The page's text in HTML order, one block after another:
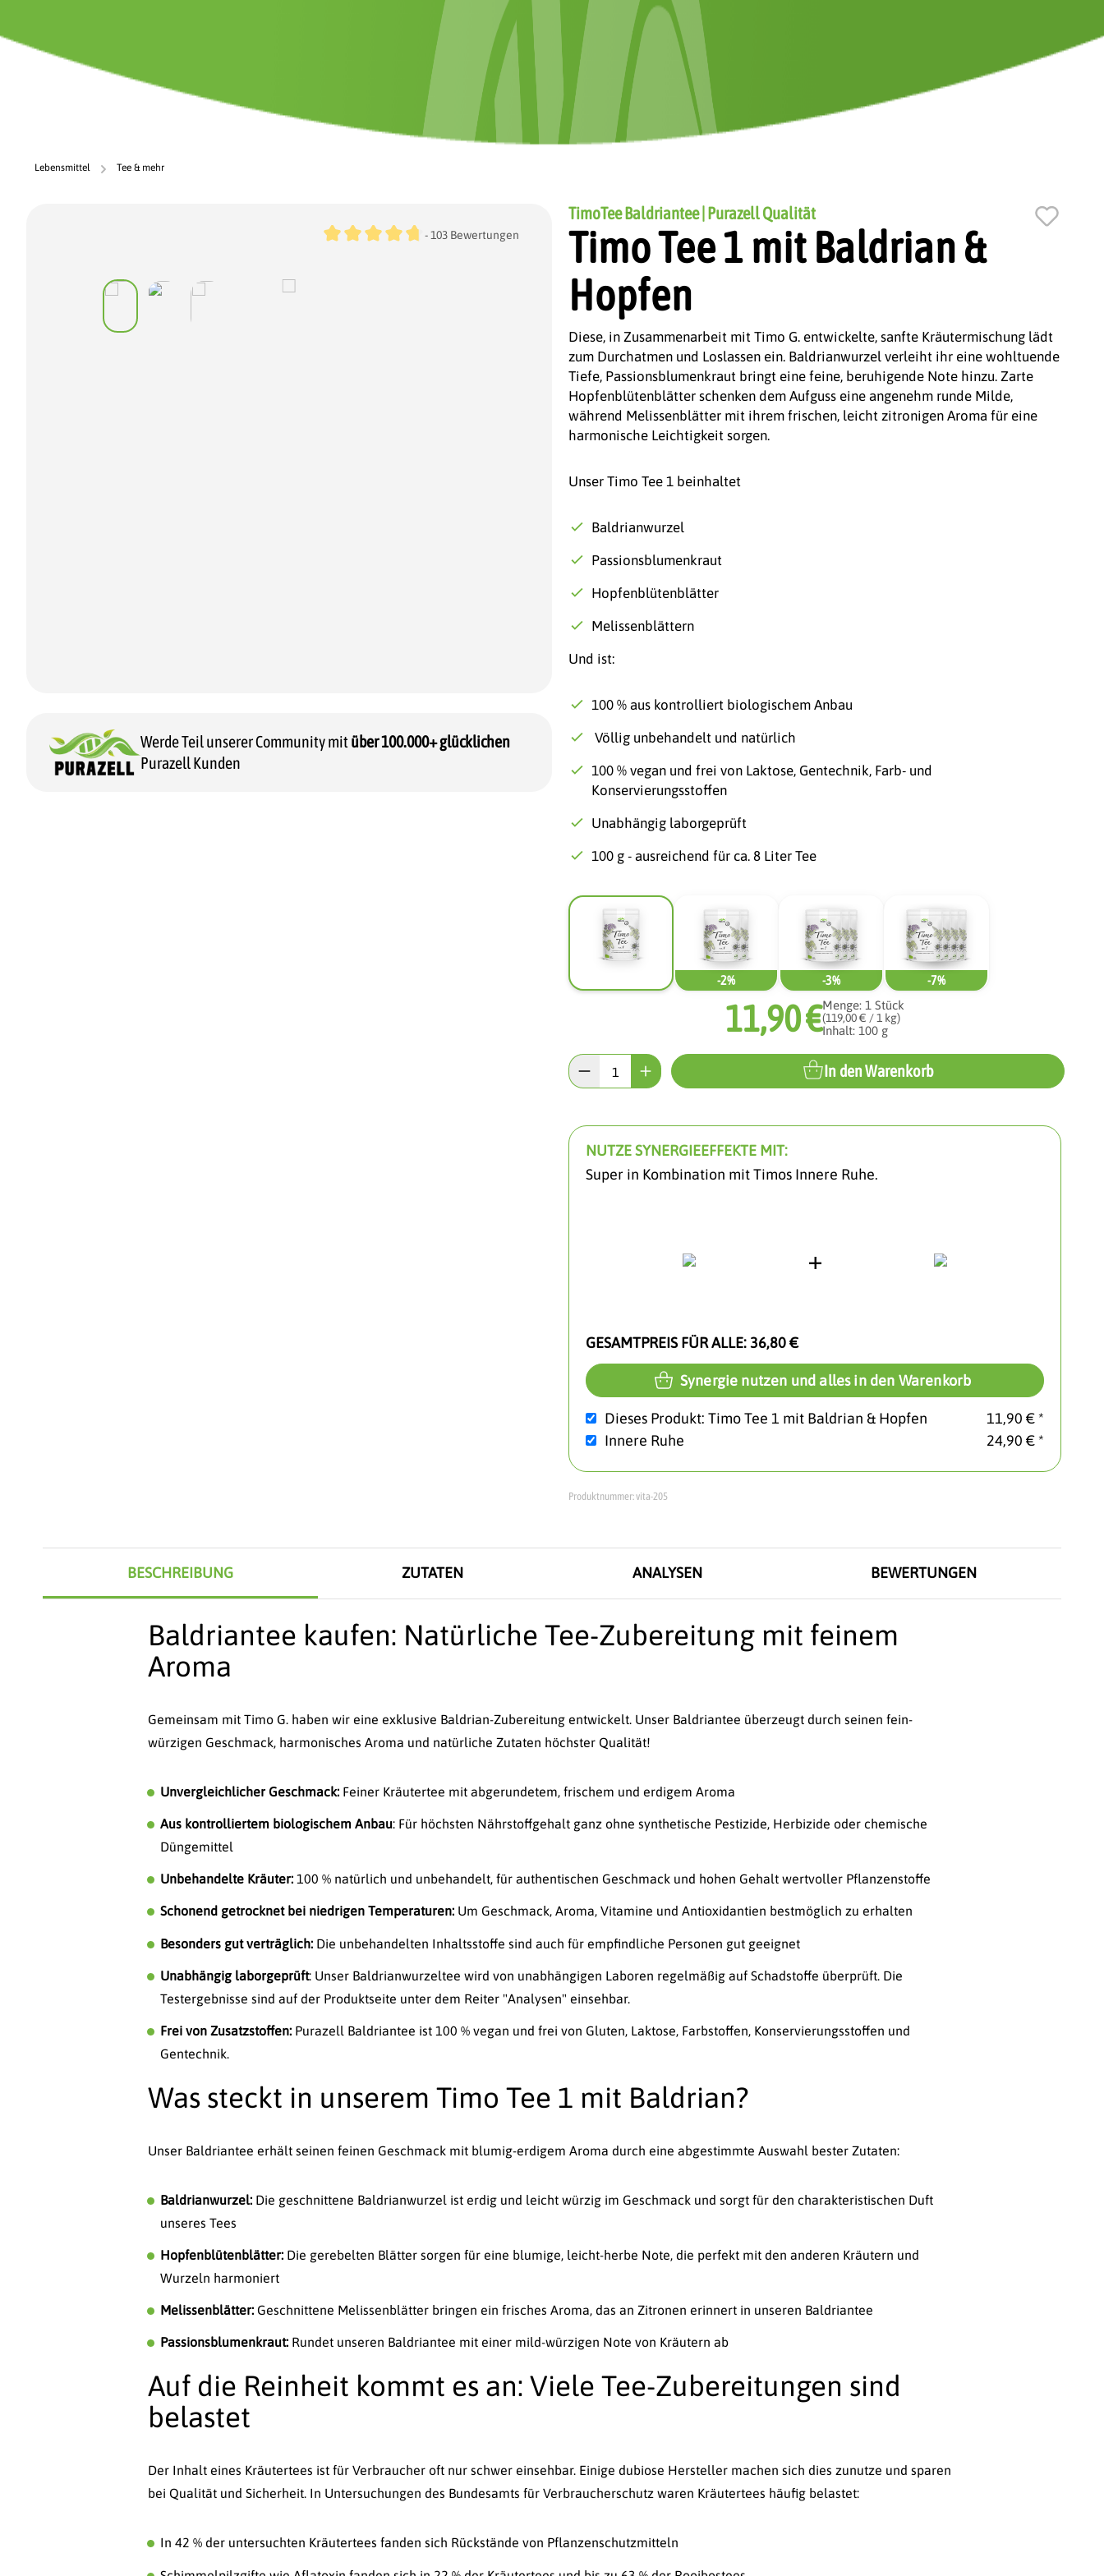
Lebensmittel Tee & mehr
Durchschnittliche Bewertung von 4.7 von 5 Sternen
- 103 Bewertungen
Werde Teil unserer Community mit über 100.000+ glücklichen
Purazell Kunden
TimoTee Baldriantee | Purazell Qualität
Timo Tee 1 mit Baldrian &
Hopfen
Diese, in Zusammenarbeit mit Timo G. entwickelte, sanfte Kräutermischung lädt
zum Durchatmen und Loslassen ein. Baldrianwurzel verleiht ihr eine wohltuende
Tiefe, Passionsblumenkraut bringt eine feine, beruhigende Note hinzu. Zarte
Hopfenblütenblätter schenken dem Aufguss eine angenehm runde Milde,
während Melissenblätter mit ihrem frischen, leicht zitronigen Aroma für eine
harmonische Leichtigkeit sorgen.
Unser Timo Tee 1 beinhaltet
Baldrianwurzel
Passionsblumenkraut
Hopfenblütenblätter
Melissenblättern
Und ist:
100 % aus kontrolliert biologischem Anbau
Völlig unbehandelt und natürlich
100 % vegan und frei von Laktose, Gentechnik, Farb- und
Konservierungsstoffen
Unabhängig laborgeprüft
100 g - ausreichend für ca. 8 Liter Tee
-2% -3% -7%
11,90 €Menge: 1 Stück
(119,00 € / 1 kg)
Inhalt: 100 g
In den Warenkorb
NUTZE SYNERGIEEFFEKTE MIT:
Super in Kombination mit Timos Innere Ruhe.
GESAMTPREIS FÜR ALLE:36,80 €
Synergie nutzen und alles in den Warenkorb
Dieses Produkt: Timo Tee 1 mit Baldrian & Hopfen
11,90 € *
Innere Ruhe
24,90 € *
Produktnummer:vita-205
BESCHREIBUNG ZUTATEN ANALYSEN BEWERTUNGEN
Baldriantee kaufen: Natürliche Tee-Zubereitung mit feinem
Aroma
Gemeinsam mit Timo G. haben wir eine exklusive Baldrian-Zubereitung entwickelt. Unser Baldriantee überzeugt durch seinen fein-
würzigen Geschmack, harmonisches Aroma und natürliche Zutaten höchster Qualität!
Unvergleichlicher Geschmack: Feiner Kräutertee mit abgerundetem, frischem und erdigem Aroma
Aus kontrolliertem biologischem Anbau: Für höchsten Nährstoffgehalt ganz ohne synthetische Pestizide, Herbizide oder chemische
Düngemittel
Unbehandelte Kräuter: 100 % natürlich und unbehandelt, für authentischen Geschmack und hohen Gehalt wertvoller Pflanzenstoffe
Schonend getrocknet bei niedrigen Temperaturen: Um Geschmack, Aroma, Vitamine und Antioxidantien bestmöglich zu erhalten
Besonders gut verträglich: Die unbehandelten Inhaltsstoffe sind auch für empfindliche Personen gut geeignet
Unabhängig laborgeprüft: Unser Baldrianwurzeltee wird von unabhängigen Laboren regelmäßig auf Schadstoffe überprüft. Die
Testergebnisse sind auf der Produktseite unter dem Reiter "Analysen" einsehbar.
Frei von Zusatzstoffen: Purazell Baldriantee ist 100 % vegan und frei von Gluten, Laktose, Farbstoffen, Konservierungsstoffen und
Gentechnik.
Was steckt in unserem Timo Tee 1 mit Baldrian?
Unser Baldriantee erhält seinen feinen Geschmack mit blumig-erdigem Aroma durch eine abgestimmte Auswahl bester Zutaten:
Baldrianwurzel: Die geschnittene Baldrianwurzel ist erdig und leicht würzig im Geschmack und sorgt für den charakteristischen Duft
unseres Tees
Hopfenblütenblätter: Die gerebelten Blätter sorgen für eine blumige, leicht-herbe Note, die perfekt mit den anderen Kräutern und
Wurzeln harmoniert
Melissenblätter: Geschnittene Melissenblätter bringen ein frisches Aroma, das an Zitronen erinnert in unseren Baldriantee
Passionsblumenkraut: Rundet unseren Baldriantee mit einer mild-würzigen Note von Kräutern ab
Auf die Reinheit kommt es an: Viele Tee-Zubereitungen sind
belastet
Der Inhalt eines Kräutertees ist für Verbraucher oft nur schwer einsehbar. Einige dubiose Hersteller machen sich dies zunutze und sparen
bei Qualität und Sicherheit. In Untersuchungen des Bundesamts für Verbraucherschutz waren Kräutertees häufig belastet:
In 42 % der untersuchten Kräutertees fanden sich Rückstände von Pflanzenschutzmitteln